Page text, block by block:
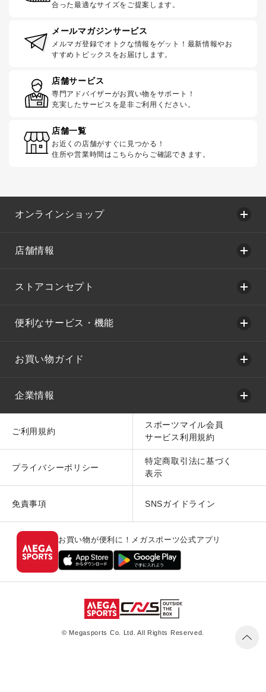
合った最適なサイズをご提案します。
メールマガジンサービス
メルマガ登録でオトクな情報をゲット！最新情報やお
すすめトピックスをお届けします。
店舗サービス
専門アドバイザーがお買い物をサポート！
充実したサービスを是非ご利用ください。
店舗一覧
お近くの店舗がすぐに見つかる！
住所や営業時間はこちらからご確認できます。
オンラインショップ
店舗情報
ストアコンセプト
便利なサービス・機能
お買い物ガイド
企業情報
ご利用規約
スポーツマイル会員
サービス利用規約
プライバシーポリシー
特定商取引法に基づく
表示
免責事項 SNSガイドライン
お買い物が便利に！メガスポーツ公式アプリ
© Megasports Co. Ltd. All Rights Reserved.